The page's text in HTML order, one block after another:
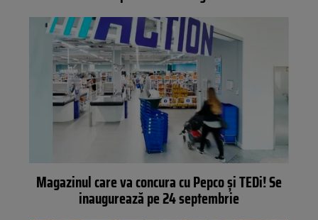
Magazinul care va concura cu Pepco și TEDi! Se
inaugurează pe 24 septembrie